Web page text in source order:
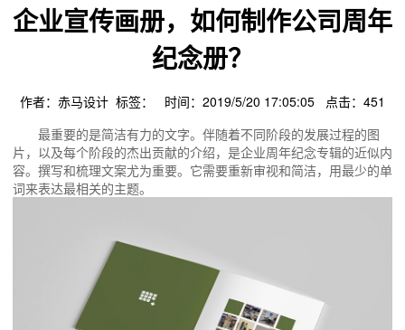
企业宣传画册，如何制作公司周年
纪念册？
作者：赤马设计 标签： 时间：2019/5/20 17:05:05 点击： 451
最重要的是简洁有力的文字。伴随着不同阶段的发展过程的图
片，以及每个阶段的杰出贡献的介绍，是企业周年纪念专辑的近似内
容。撰写和梳理文案尤为重要。它需要重新审视和简洁，用最少的单
词来表达最相关的主题。